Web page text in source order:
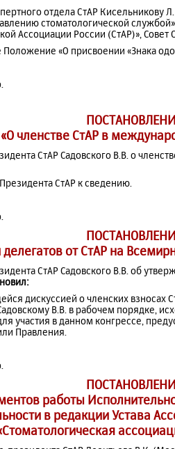
отдела СтАР Кисельникову
стоматологической
Ассоциации России (СтАР)», Совет
«О присвоении «Знака
«О членстве СтАР в
СтАР Садовского В.В. о
СтАР к сведению.
от СтАР на
СтАР Садовского В.В. об
дискуссией о членских взносах
В.В. в рабочем порядке,
участия в данном конгрессе,
Правления.
работы
в редакции Устава